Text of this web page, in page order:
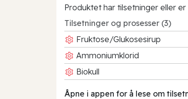
Produktet har tilsetninger eller
Tilsetninger og prosesser (3)
Fruktose/Glukosesirup
Ammoniumklorid
Biokull
Åpne i appen for å lese om